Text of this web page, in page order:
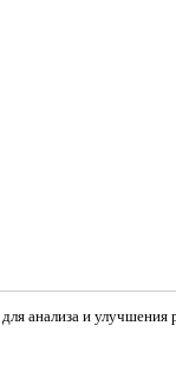
для анализа и улучшения